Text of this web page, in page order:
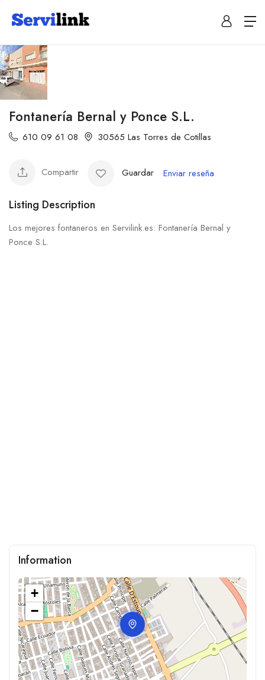
Fontanería Bernal y Ponce S.L.
610 09 61 08 30565 Las Torres de Cotillas
Compartir Guardar Enviar reseña
Listing Description
Los mejores fontaneros en Servilink.es: Fontanería Bernal y
Ponce S.L.
Information
+
−